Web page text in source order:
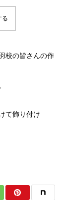
る
校の皆さんの作
て飾り付け